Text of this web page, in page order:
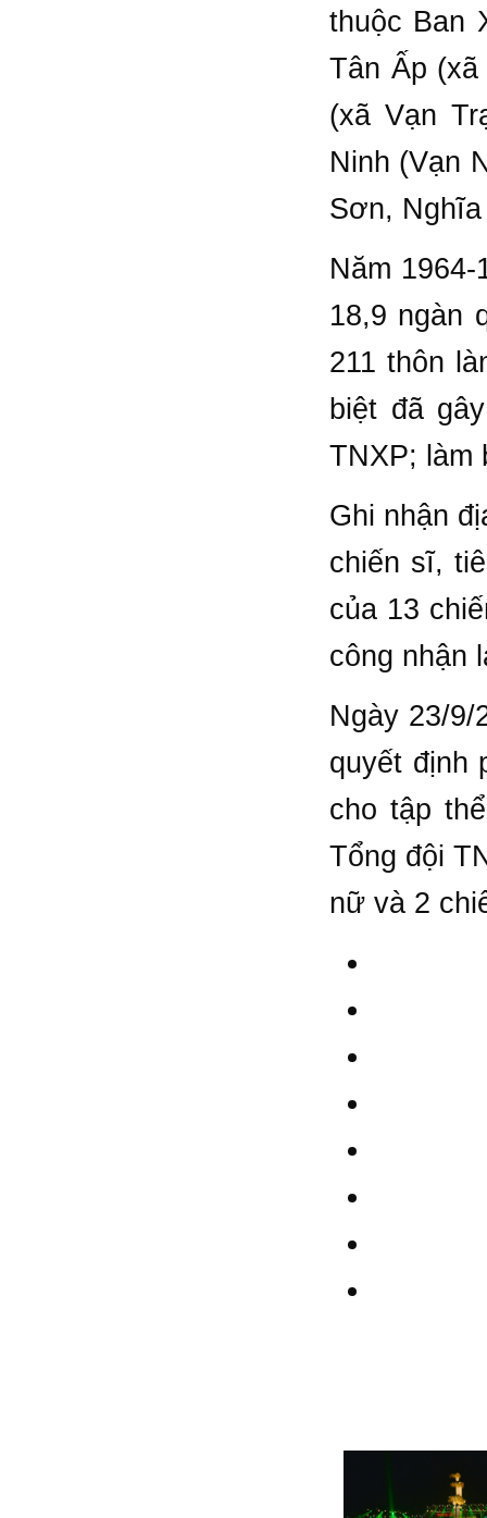
thuộc Ban
Tân Ấp
(xã Vạn
Ninh (Vạn
Sơn,
Năm
18,9 ngàn
211 thôn
biệt đã
TNXP; làm
Ghi nhận
chiến sĩ,
của 13
công nhận
Ngày 23/
quyết định
cho tập
Tổng đội
nữ và 2